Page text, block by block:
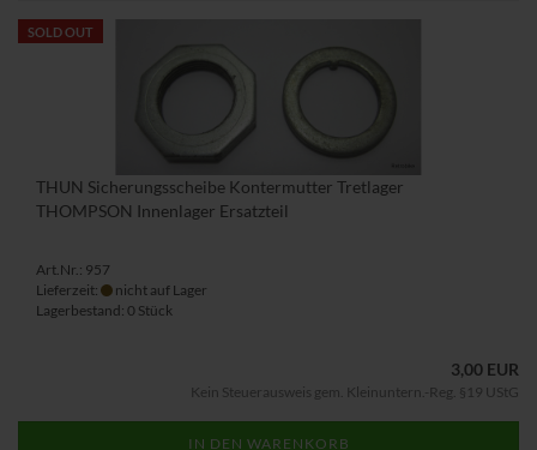
SOLD OUT
THUN Sicherungsscheibe Kontermutter Tretlager
THOMPSON Innenlager Ersatzteil
Art.Nr.: 957
Lieferzeit:
nicht auf Lager
Lagerbestand: 0 Stück
3,00 EUR
Kein Steuerausweis gem. Kleinuntern.-Reg. §19 UStG
IN DEN WARENKORB